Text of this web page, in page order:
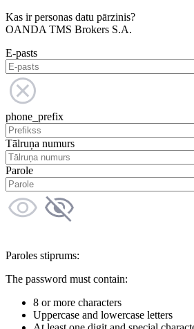
Kas ir personas datu pārzinis?
OANDA TMS Brokers S.A.
E-pasts
phone_prefix
Tālruņa numurs
Parole
Paroles stiprums:
The password must contain:
8 or more characters
Uppercase and lowercase letters